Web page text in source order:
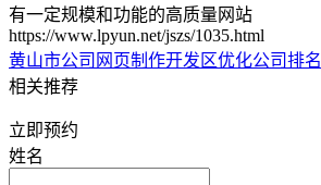
有一定规模和功能的高质量网站
https://www.lpyun.net/jszs/1035.html
黄山市公司网页制作开发区优化公司排名
相关推荐
立即预约
姓名